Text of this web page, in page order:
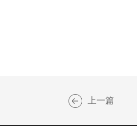
上一篇